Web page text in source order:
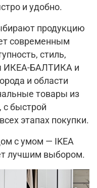
и удобно.
продукцию
современным
стиль,
ИКЕА-БАЛТИКА и
и области
товары из
с быстрой
этапах покупки.
с умом — IKEA
лучшим выбором.